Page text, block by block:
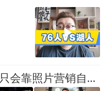
斯玛特吐槽东契奇：只会靠照片营销自己减肥噱头